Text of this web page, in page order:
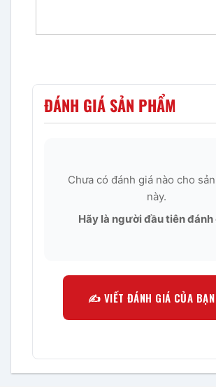
ĐÁNH GIÁ SẢN PHẨM
Chưa có đánh giá nào cho
này.
Hãy là người đầu tiên đánh
✍️ VIẾT ĐÁNH GIÁ CỦA BẠN